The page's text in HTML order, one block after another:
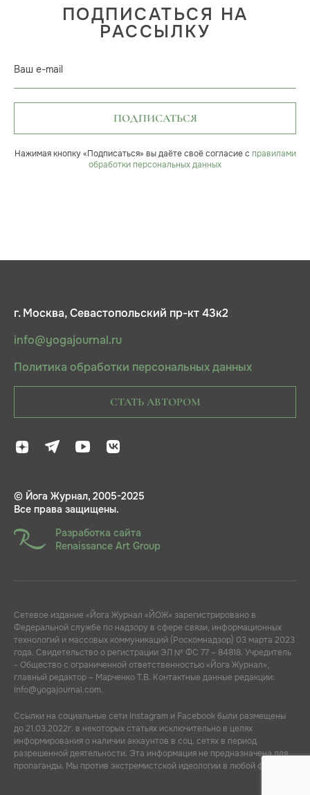
ПОДПИСАТЬСЯ НА
РАССЫЛКУ
Ваш e-mail
ПОДПИСАТЬСЯ
Нажимая кнопку «Подписаться» вы даёте своё согласие с правилами
обработки персональных данных
г. Москва, Севастопольский пр-кт 43к2
info@yogajournal.ru
Политика обработки персональных данных
СТАТЬ АВТОРОМ
© Йога Журнал, 2005-2025
Все права защищены.
Разработка сайта
Renaissance Art Group
Сетевое издание «Йога Журнал «ЙОЖ» зарегистрировано в
Федеральной службе по надзору в сфере связи, информационных
технологий и массовых коммуникаций (Роскомнадзор) 03 марта 2023
года. Свидетельство о регистрации ЭЛ № ФС 77 – 84818. Учредитель
- Общество с ограниченной ответственностью «Йога Журнал»,
главный редактор – Марченко Т.В. Контактные данные редакции:
info@yogajournal.com.
Ссылки на социальные сети Instagram и Facebook были размещены
до 21.03.2022г. в некоторых статьях исключительно в целях
информирования о наличии аккаунтов в соц. сетях в период
разрешенной деятельности. Эта информация не предназначена для
пропаганды. Мы против экстремистской идеологии в любой форме.